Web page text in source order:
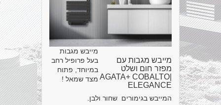
מייבש מגבות עם
מפזר חום ושלט
|AGATA+ COBALTO
ELEGANCE
מייבש מגבות
בעל פרופיל רחב
במיוחד, פתוח
מצד שמאל !
המייבש בגימורים שחור ולבן.